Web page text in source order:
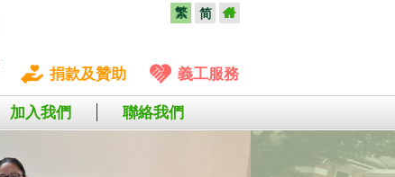
繁 简
加入我們 聯絡我們
捐款及贊助 義工服務